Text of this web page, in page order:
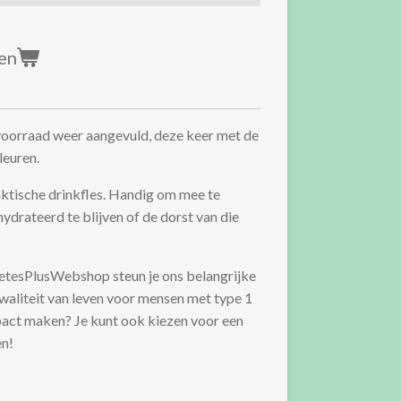
weer aangevuld, deze keer met de
drinkfles. Handig om mee te
te blijven of de dorst van die
steun je ons belangrijke
van leven voor mensen met type 1
maken? Je kunt ook kiezen voor een